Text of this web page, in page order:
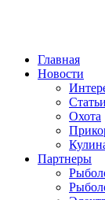
Главная
Новости
Статьи
Охота
Партнеры